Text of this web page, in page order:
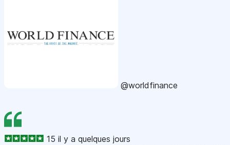
@worldfinance
15 il y a quelques jours